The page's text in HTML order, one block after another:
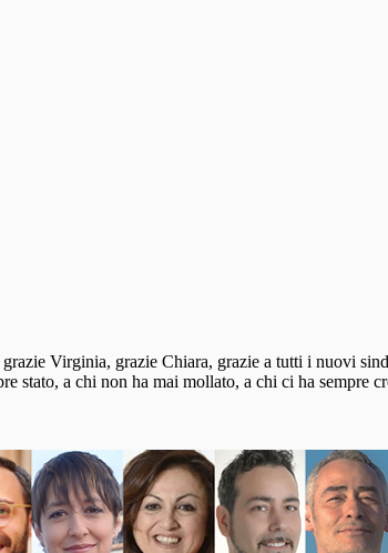
Virginia, grazie Chiara, grazie a tutti i nuovi
stato, a chi non ha mai mollato, a chi ci ha sempre